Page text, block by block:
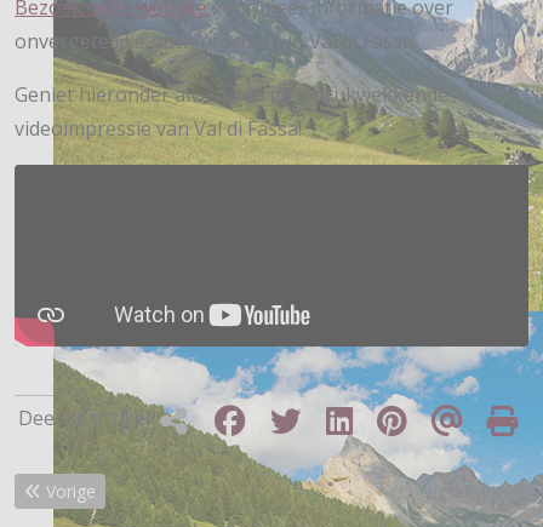
Bezoek onze websitevoor meer informatie over
onvergetelijke huttentochten in Val di Fassa.
Geniet hieronder alvast van de indrukwekkende
videoimpressie van Val di Fassa!
Deel dit artikel
Vorig artikel: Wandelvakantie in Italië
Vorige